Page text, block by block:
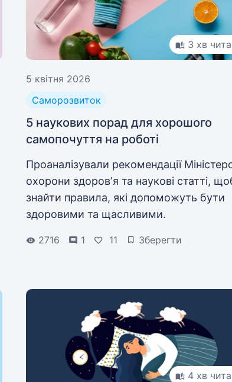
3 хв
5 квітня 2026
Саморозвиток
5 наукових порад для хорошого
самопочуття на роботі
Проаналізували рекомендації
охорони здоровʼя та наукові статті,
знайти правила, які допоможуть бути
здоровими та щасливими.
2716 1 11 Зберегти
4 хв